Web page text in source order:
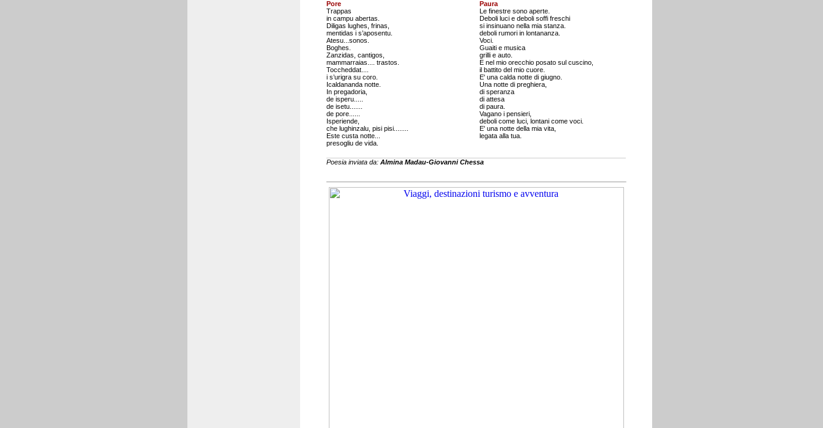
Pore
Trappas
in campu abertas.
Diligas lughes, frinas,
mentidas i s’aposentu.
Atesu...sonos.
Boghes.
Zanzidas, cantigos,
mammarraias.... trastos.
Toccheddat....
i s’urigra su coro.
Icaldananda notte.
In pregadoria,
de isperu.....
de isetu.......
de pore......
Isperiende,
che lughinzalu, pisi pisi........
Este custa notte...
presogliu de vida.
Paura
Le finestre sono aperte.
Deboli luci e deboli soffi freschi
si insinuano nella mia stanza.
deboli rumori in lontananza.
Voci.
Guaiti e musica
grilli e auto.
E nel mio orecchio posato sul cuscino,
il battito del mio cuore.
E' una calda notte di giugno.
Una notte di preghiera,
di speranza
di attesa
di paura.
Vagano i pensieri,
deboli come luci, lontani come voci.
E' una notte della mia vita,
legata alla tua.
Poesia inviata da: Almina Madau-Giovanni Chessa